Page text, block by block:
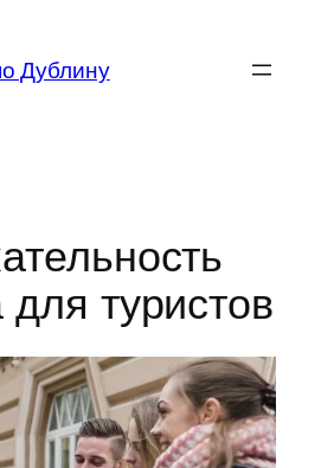
Дублину
туристов